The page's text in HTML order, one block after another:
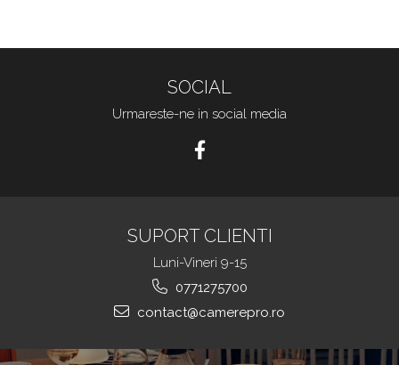
SOCIAL
Urmareste-ne in social media
SUPORT CLIENTI
Luni-Vineri 9-15
0771275700
contact@camerepro.ro